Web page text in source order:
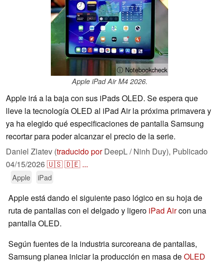
ⓘ Notebookcheck
Apple iPad Air M4 2026.
Apple irá a la baja con sus iPads OLED. Se espera que
lleve la tecnología OLED al iPad Air la próxima primavera y
ya ha elegido qué especificaciones de pantalla Samsung
recortar para poder alcanzar el precio de la serie.
Daniel Zlatev (traducido porDeepL / Ninh Duy), Publicado
04/15/2026🇺🇸🇩🇪 ...
Apple iPad
Apple está dando el siguiente paso lógico en su hoja de
ruta de pantallas con el delgado y ligero iPad Aircon una
pantalla OLED.
Según fuentes de la industria surcoreana de pantallas,
Samsung planea iniciar la producción en masa deOLED